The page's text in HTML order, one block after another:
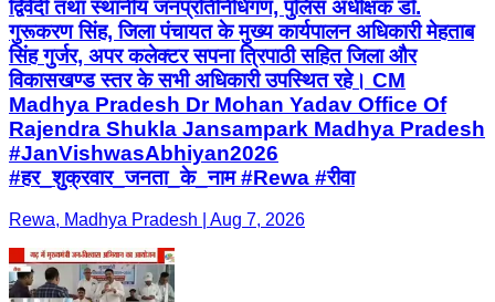
द्विवेदी तथा स्थानीय जनप्रतिनिधिगण, पुलिस अधीक्षक डॉ.
गुरूकरण सिंह, जिला पंचायत के मुख्य कार्यपालन अधिकारी मेहताब
सिंह गुर्जर, अपर कलेक्टर सपना त्रिपाठी सहित जिला और
विकासखण्ड स्तर के सभी अधिकारी उपस्थित रहे। CM
Madhya Pradesh Dr Mohan Yadav Office Of
Rajendra Shukla Jansampark Madhya Pradesh
#JanVishwasAbhiyan2026
#हर_शुक्रवार_जनता_के_नाम #Rewa #रीवा
Rewa, Madhya Pradesh | Aug 7, 2026